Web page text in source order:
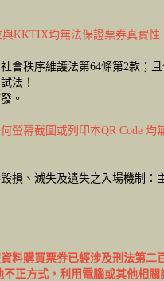
KKTIX均無法保證票券真實
秩序維護法第64條第2款；
法！
。
螢幕截圖或列印本QR Code 均
、滅失及遺失之入場機制
購買票券已經涉及刑法第
正方式，利用電腦或其他相